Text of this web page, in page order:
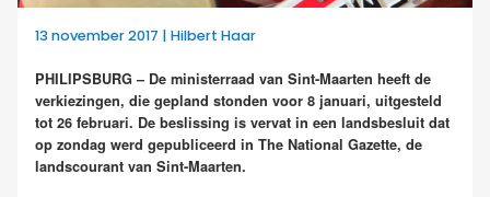
13 november 2017 | Hilbert Haar
PHILIPSBURG – De ministerraad van Sint-Maarten heeft de
verkiezingen, die gepland stonden voor 8 januari, uitgesteld
tot 26 februari. De beslissing is vervat in een landsbesluit dat
op zondag werd gepubliceerd in The National Gazette, de
landscourant van Sint-Maarten.